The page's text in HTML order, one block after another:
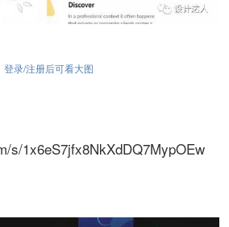
登录/注册后可看大图
s/1x6eS7jfx8NkXdDQ7MypOEw